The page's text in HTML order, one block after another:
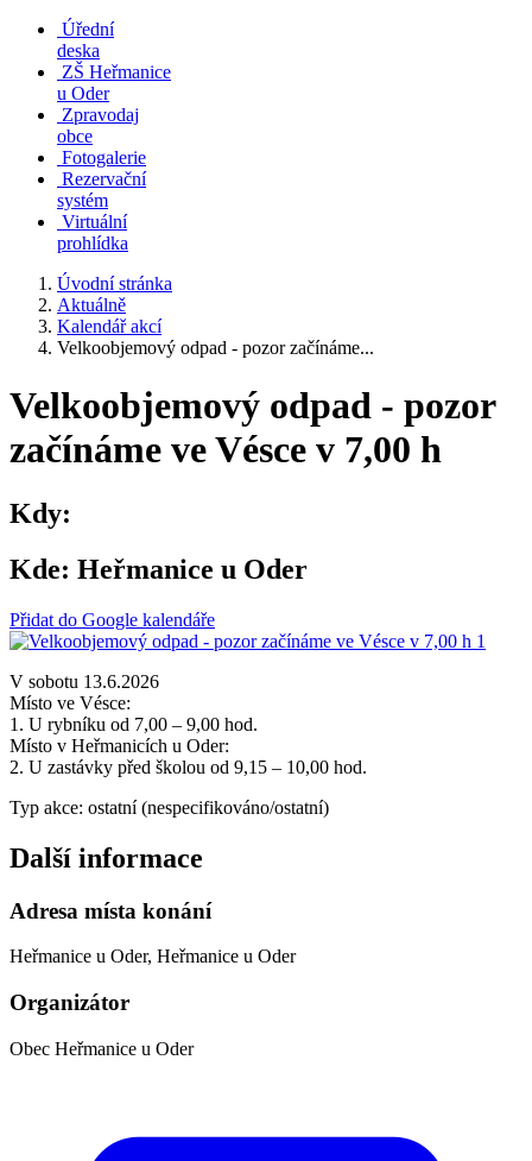
Úřední
deska
ZŠ Heřmanice
u Oder
Zpravodaj
obce
Fotogalerie
Rezervační
systém
Virtuální
prohlídka
Úvodní stránka
Aktuálně
Kalendář akcí
Velkoobjemový odpad - pozor začínáme...
Velkoobjemový odpad - pozor
začínáme ve Vésce v 7,00 h
Kdy:
Kde: Heřmanice u Oder
Přidat do Google kalendáře
V sobotu 13.6.2026
Místo ve Vésce:
1. U rybníku od 7,00 – 9,00 hod.
Místo v Heřmanicích u Oder:
2. U zastávky před školou od 9,15 – 10,00 hod.
Typ akce: ostatní (nespecifikováno/ostatní)
Další informace
Adresa místa konání
Heřmanice u Oder, Heřmanice u Oder
Organizátor
Obec Heřmanice u Oder